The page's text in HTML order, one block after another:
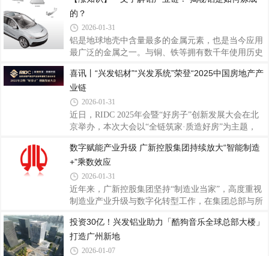
重要举措，不仅彰显了公司稳健发展的实力，
通过线上+线下的形式，覆盖参训人数共131人。公司
领导班子、各基地总经理、副总经理及生产、质量、
技术等关键岗位负责人齐聚一堂，其中线下80余人，
线上同步参训50余人。这既是一场收心归位的“新春
第一训”，更是兴发铝业在“十五五”规划谋篇布局的关
深化、全员赋能的奋进号角，为打赢“十五五”开局战
筑牢管理根基、凝聚发展动能。2026年是
的？
2026-01-31
铝是地球地壳中含量最多的金属元素，也是当今应用
最广泛的金属之一。与铜、铁等拥有数千年使用历史
度融入国民经济的各个角落，成为从日常生活到航空
航天不可或缺的基础原材料。铝的强大之处在于它的
多功能性。然而，这种轻质金属在自然界并不是以单
质金属存在的，其生产过程非常复杂。从矿石到金
属：铝的诞生三部曲纯铝并非天然存在，它的诞生需
为铝土矿的沉积岩。自1821年在法国南部首次发现以
来，全球铝土矿资源主要集中在几内亚、越南、
喜讯丨“兴发铝材”“兴发系统”荣登“2025中国房地产产
业链
2026-01-31
近日，RIDC 2025年会暨“好房子”创新发展大会在北
京举办，本次大会以“全链筑家·质造好房”为主题，
正式发布，“兴发铝材”以15.31%的首选率荣登“2025
中国房地产产业链战略诚信服务商·铝型材类品牌”十
强榜首，“兴发系统”以14.67% 的首选率荣登“2025中
国房地产产业链战略诚信服务商·系统门窗类国产品
牌”十强榜首。双重登顶，既是行业对兴发实力的高
彰显！本次评选由全联房地产商会主导，历经10年研
究迭代，秉持“客观、公益、公正
数字赋能产业升级 广新控股集团持续放大“智能制造
+”乘数效应
2026-01-31
近年来，广新控股集团坚持“制造业当家”，高度重视
制造业产业升级与数字化转型工作，在集团总部与所
联网创新与服务平台与人工智能平台两大筑基底座，
在企业层面建立多个数字化工厂，显著提升制造业数
字化水平。2025年12月，广新控股集团凭借《铝型材
投资30亿！兴发铝业助力「酷狗音乐全球总部大楼」
打造广州新地
2026-01-07